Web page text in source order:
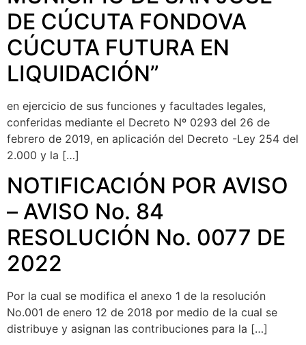
DE CÚCUTA FONDOVA
CÚCUTA FUTURA EN
LIQUIDACIÓN”
en ejercicio de sus funciones y facultades legales,
conferidas mediante el Decreto Nº 0293 del 26 de
febrero de 2019, en aplicación del Decreto -Ley 254 del
2.000 y la […]
NOTIFICACIÓN POR AVISO
– AVISO No. 84
RESOLUCIÓN No. 0077 DE
2022
Por la cual se modifica el anexo 1 de la resolución
No.001 de enero 12 de 2018 por medio de la cual se
distribuye y asignan las contribuciones para la […]